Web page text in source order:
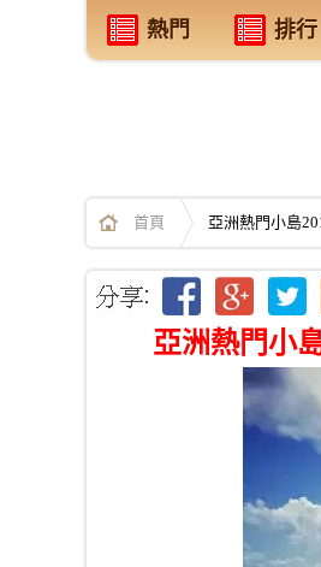
熱門 排行
首頁 亞洲熱門小島
亞洲熱門小